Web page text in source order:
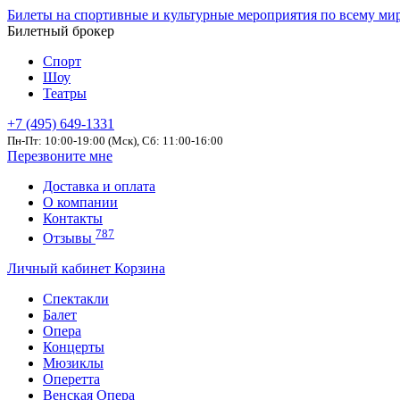
Билеты на спортивные и культурные мероприятия по всему
Билетный брокер
Спорт
Шоу
Театры
+7 (495) 649-1331
Пн-Пт: 10:00-19:00 (Мск), Сб: 11:00-16:00
Перезвоните мне
Доставка и оплата
О компании
Контакты
Отзывы 787
Личный кабинет Корзина
Спектакли
Балет
Опера
Концерты
Мюзиклы
Оперетта
Венская Опера